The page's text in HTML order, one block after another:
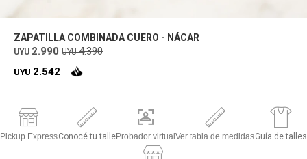
ZAPATILLA COMBINADA CUERO - NÁCAR
UYU 2.990 UYU 4.390
UYU 2.542
Pickup ExpressConocé tu talleProbador virtual Ver tabla de medidasGuía de talles